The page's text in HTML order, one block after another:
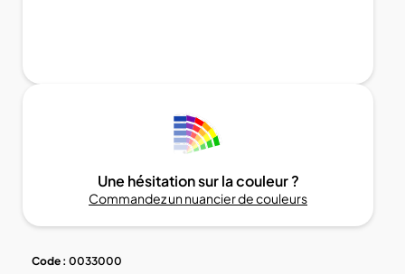
Une hésitation sur la couleur ?
Commandez un nuancier de couleurs
Code : 0033000